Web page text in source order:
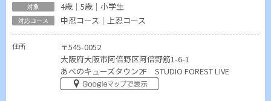
4歳｜5歳｜小学生
中忍コース｜上忍コース
住所
〒545-0052
大阪府大阪市阿倍野区阿倍野筋1-6-1
あべのキューズタウン2F STUDIO FOREST LIVE